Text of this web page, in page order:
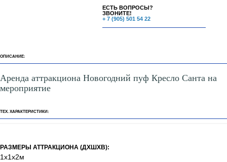
ЕСТЬ ВОПРОСЫ?
ЗВОНИТЕ!
+ 7 (905) 501 54 22
ОПИСАНИЕ:
Аренда аттракциона Новогодний пуф Кресло Санта на
мероприятие
ТЕХ. ХАРАКТЕРИСТИКИ:
РАЗМЕРЫ АТТРАКЦИОНА (ДХШХВ):
1х1х2м